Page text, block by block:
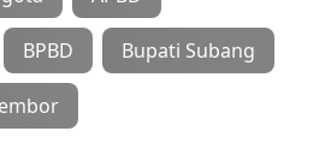
BPBD Bupati Subang